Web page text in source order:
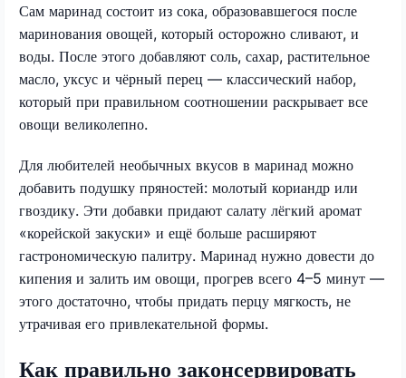
Сам маринад состоит из сока, образовавшегося после
маринования овощей, который осторожно сливают, и
воды. После этого добавляют соль, сахар, растительное
масло, уксус и чёрный перец — классический набор,
который при правильном соотношении раскрывает все
овощи великолепно.
Для любителей необычных вкусов в маринад можно
добавить подушку пряностей: молотый кориандр или
гвоздику. Эти добавки придают салату лёгкий аромат
«корейской закуски» и ещё больше расширяют
гастрономическую палитру. Маринад нужно довести до
кипения и залить им овощи, прогрев всего 4–5 минут —
этого достаточно, чтобы придать перцу мягкость, не
утрачивая его привлекательной формы.
Как правильно законсервировать